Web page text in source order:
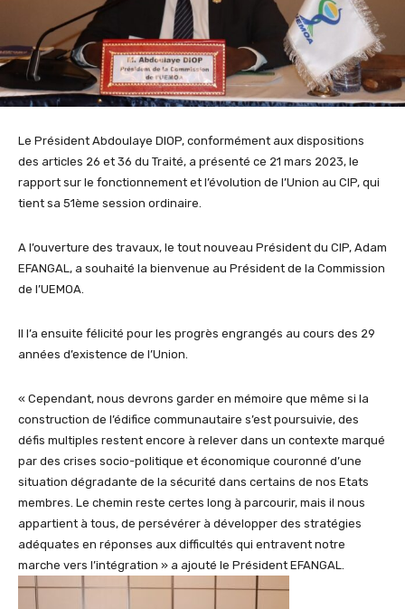
Le Président Abdoulaye DIOP, conformément aux dispositions
des articles 26 et 36 du Traité, a présenté ce 21 mars 2023, le
rapport sur le fonctionnement et l’évolution de l’Union au CIP, qui
tient sa 51ème session ordinaire.
A l’ouverture des travaux, le tout nouveau Président du CIP, Adam
EFANGAL, a souhaité la bienvenue au Président de la Commission
de l’UEMOA.
Il l’a ensuite félicité pour les progrès engrangés au cours des 29
années d’existence de l’Union.
« Cependant, nous devrons garder en mémoire que même si la
construction de l’édifice communautaire s’est poursuivie, des
défis multiples restent encore à relever dans un contexte marqué
par des crises socio-politique et économique couronné d’une
situation dégradante de la sécurité dans certains de nos Etats
membres. Le chemin reste certes long à parcourir, mais il nous
appartient à tous, de persévérer à développer des stratégies
adéquates en réponses aux difficultés qui entravent notre
marche vers l’intégration » a ajouté le Président EFANGAL.